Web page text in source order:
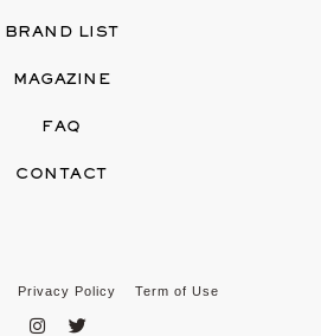
BRAND LIST
MAGAZINE
FAQ
CONTACT
Privacy Policy Term of Use